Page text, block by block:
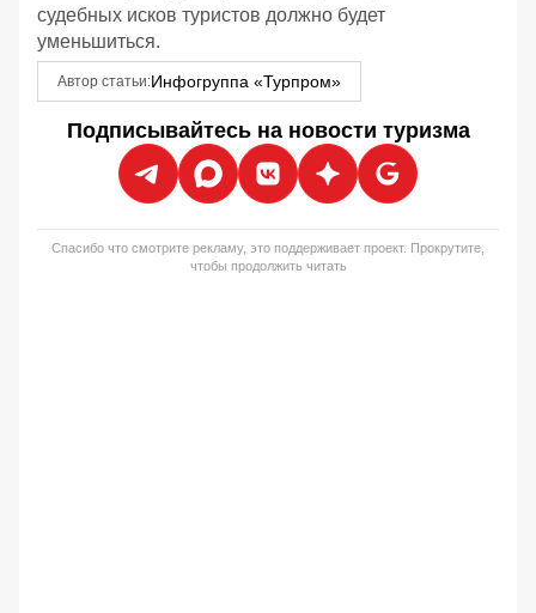
судебных исков туристов должно будет
уменьшиться.
Автор статьи:Инфогруппа «Турпром»
Подписывайтесь на новости туризма
Спасибо что смотрите рекламу, это поддерживает проект. Прокрутите,
чтобы продолжить читать